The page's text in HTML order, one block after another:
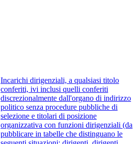
Incarichi dirigenziali, a qualsiasi titolo
conferiti, ivi inclusi quelli conferiti
discrezionalmente dall'organo di indirizzo
politico senza procedure pubbliche di
selezione e titolari di posizione
organizzativa con funzioni dirigenziali (da
pubblicare in tabelle che distinguano le